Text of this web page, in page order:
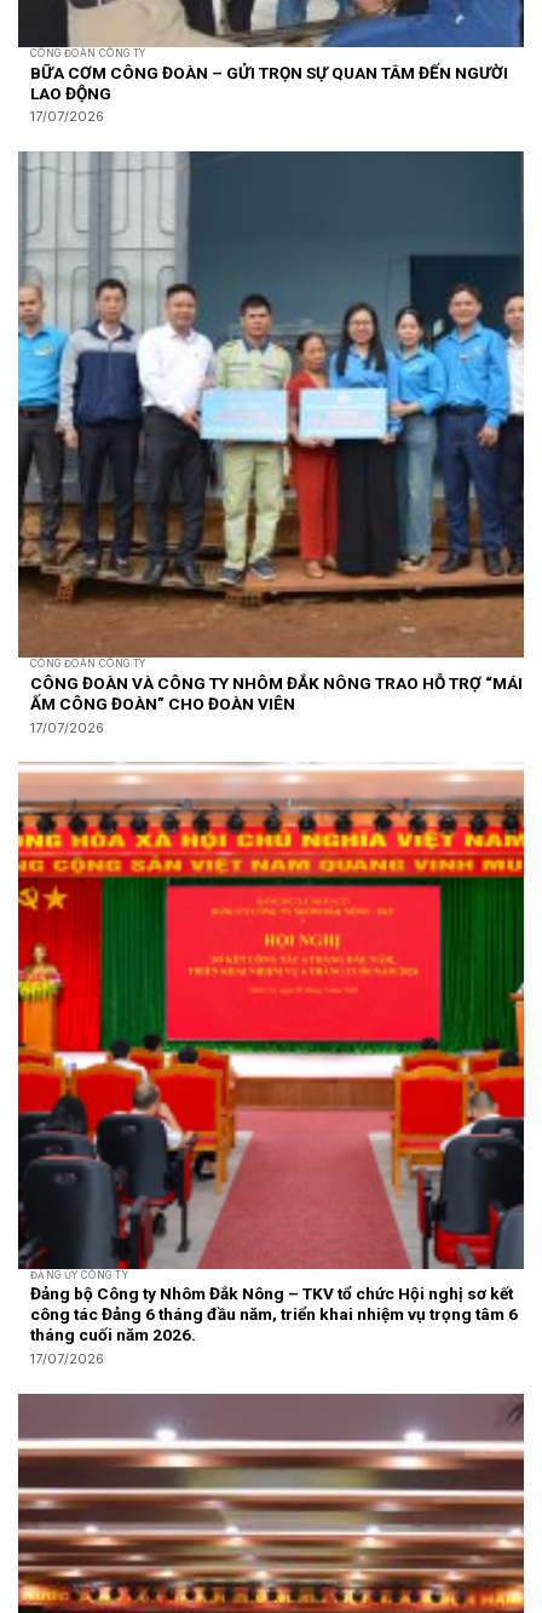
CÔNG ĐOÀN CÔNG TY
BỮA CƠM CÔNG ĐOÀN – GỬI TRỌN SỰ QUAN TÂM ĐẾN NGƯỜI
LAO ĐỘNG
17/07/2026
CÔNG ĐOÀN CÔNG TY
CÔNG ĐOÀN VÀ CÔNG TY NHÔM ĐẮK NÔNG TRAO HỖ TRỢ “MÁI
ẤM CÔNG ĐOÀN” CHO ĐOÀN VIÊN
17/07/2026
ĐẢNG ỦY CÔNG TY
Đảng bộ Công ty Nhôm Đắk Nông – TKV tổ chức Hội nghị sơ kết
công tác Đảng 6 tháng đầu năm, triển khai nhiệm vụ trọng tâm 6
tháng cuối năm 2026.
17/07/2026